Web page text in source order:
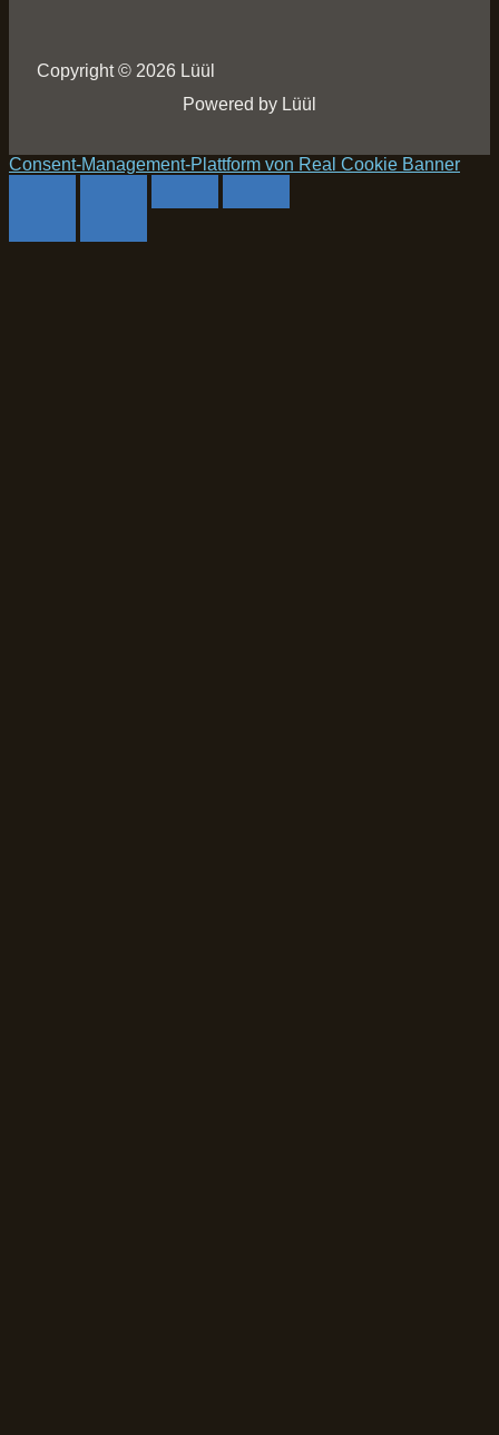
Copyright © 2026 Lüül
Powered by Lüül
Consent-Management-Plattform von Real Cookie Banner